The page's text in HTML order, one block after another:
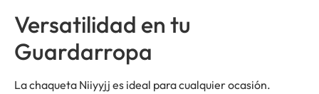
Versatilidad en tu
Guardarropa
La chaqueta Niiyyjj es ideal para cualquier ocasión.